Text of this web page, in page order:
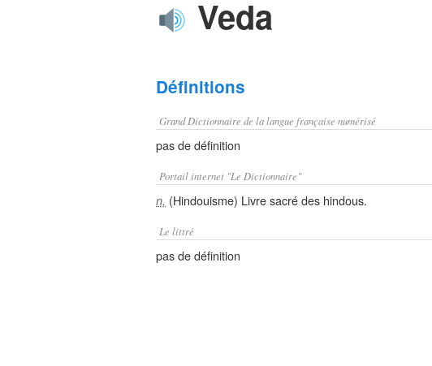
Veda
Définitions
Grand Dictionnaire de la langue française numérisé
pas de définition
Portail internet "Le Dictionnaire"
n. (Hindouisme) Livre sacré des hindous.
Le littré
pas de définition